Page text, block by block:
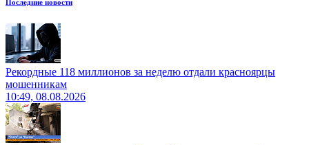
Последние новости
Рекордные 118 миллионов за неделю отдали красноярцы
мошенникам
10:49, 08.08.2026